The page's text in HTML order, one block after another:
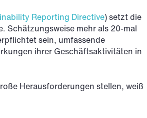
Reporting Directive) setzt die
Schätzungsweise mehr als 20-mal
sein, umfassende
ihrer Geschäftsaktivitäten in
Herausforderungen stellen, weiß